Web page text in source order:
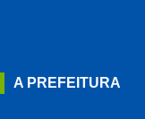
A PREFEITURA